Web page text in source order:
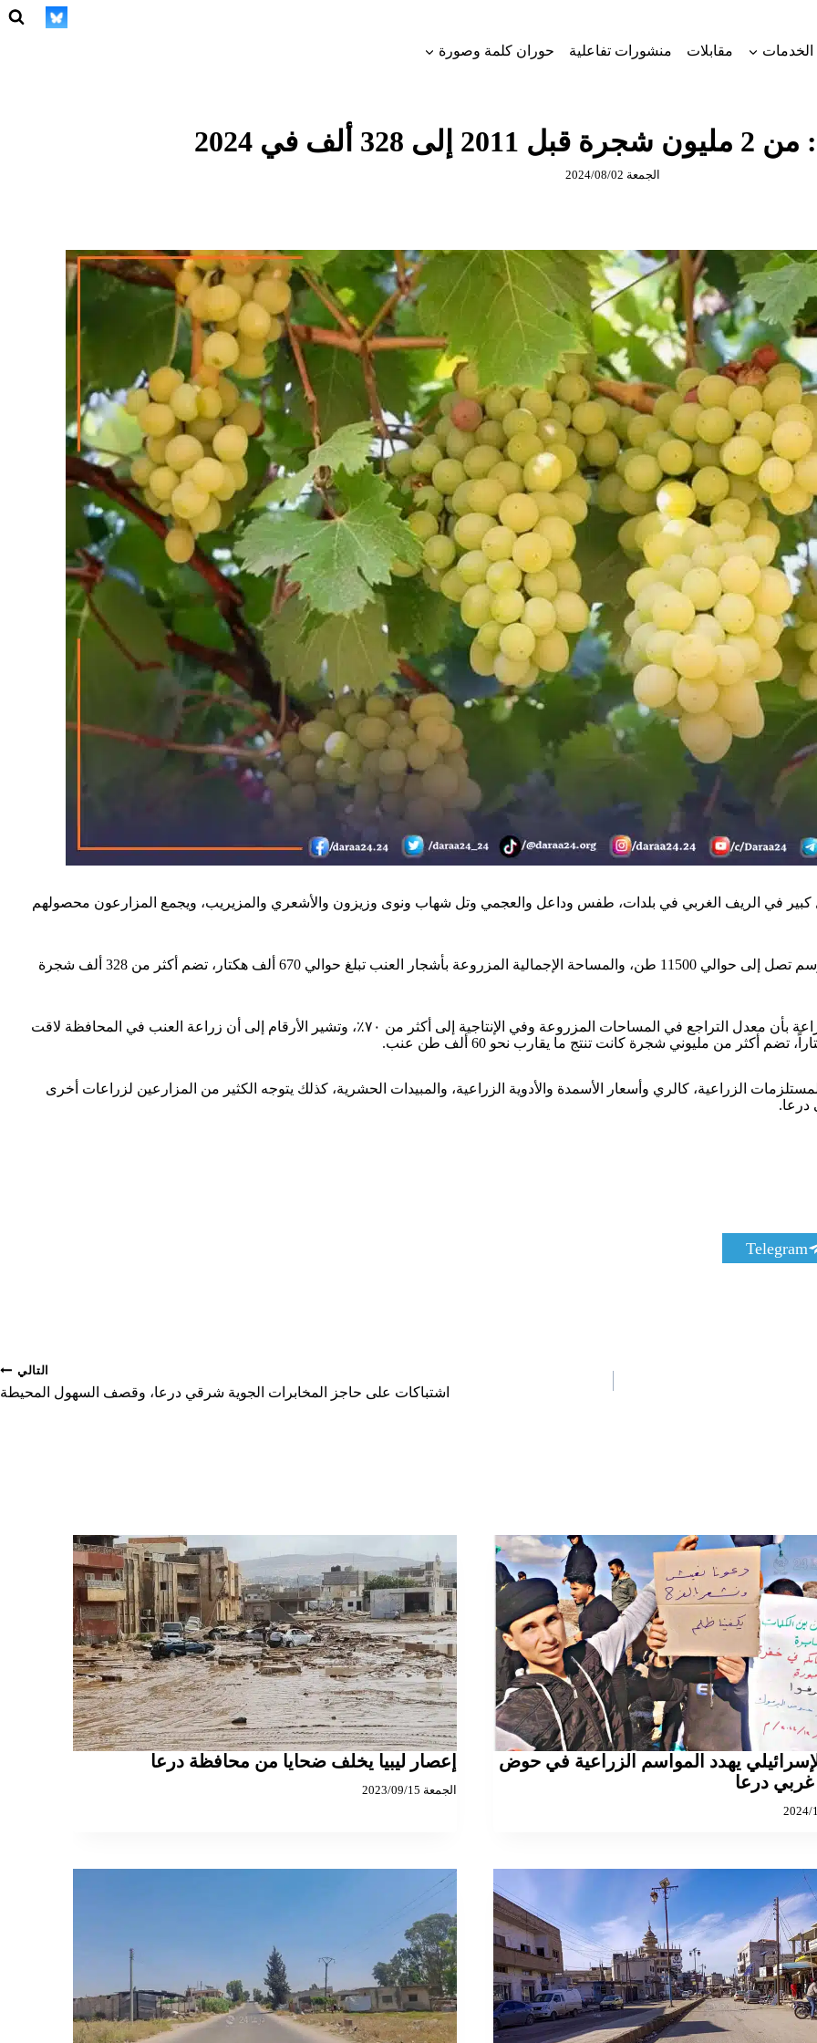
الخدمات مقابلات منشورات تفاعلية حوران كلمة وصورة
في 2024
الجمعة 2024/08/02
في الريف الغربي في بلدات، طفس وداعل والعجمي وتل شهاب ونوى وزيزون والأشعري والمزيريب، ويجمع المزارعون محصولهم
وحسب إحصائيات مديرية الزراعة فإنّ كميات الإنتاج المتوقعة لهذا الموسم تصل إلى حوالي 11500 طن، والمساحة الإجمالية المزروعة بأشجار العنب تبلغ حوالي 670 ألف هكتار، تضم أكثر من 328 ألف شجرة
وقد تراجعت زراعة العنب في المحافظة بشكل كبير، وتقدر مديرية الزراعة بأن معدل التراجع في المساحات المزروعة وفي الإنتاجية إلى أكثر من ٧٠٪، وتشير الأرقام إلى أن زراعة العنب في المحافظة لاقت
الزراعية، كالري وأسعار الأسمدة والأدوية الزراعية، والمبيدات الحشرية، كذلك يتوجه الكثير من المزارعين لزراعات أخرى
درعا.
S
h
Telegram
التالي
اشتباكات على حاجز المخابرات الجوية شرقي درعا، وقصف السهول المحيطة
يهدد المواسم الزراعية في حوض
غربي درعا
إعصار ليبيا يخلف ضحايا من محافظة درعا
الجمعة 2023/09/15